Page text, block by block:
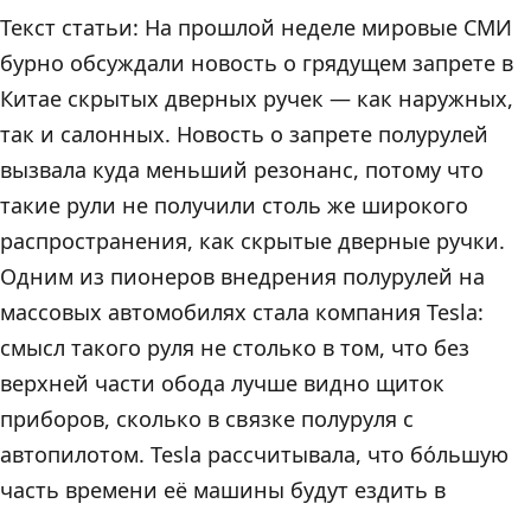
Текст статьи: На прошлой неделе мировые СМИ
бурно обсуждали новость о грядущем запрете в
Китае скрытых дверных ручек — как наружных,
так и салонных. Новость о запрете полурулей
вызвала куда меньший резонанс, потому что
такие рули не получили столь же широкого
распространения, как скрытые дверные ручки.
Одним из пионеров внедрения полурулей на
массовых автомобилях стала компания Tesla:
смысл такого руля не столько в том, что без
верхней части обода лучше видно щиток
приборов, сколько в связке полуруля с
автопилотом. Tesla рассчитывала, что бо́льшую
часть времени её машины будут ездить в